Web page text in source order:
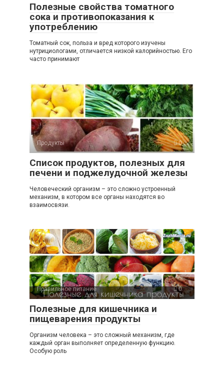
Полезные свойства томатного
сока и противопоказания к
употреблению
Томатный сок, польза и вред которого изучены
нутрициологами, отличается низкой калорийностью. Его
часто принимают
Продукты 0
Список продуктов, полезных для
печени и поджелудочной железы
Человеческий организм – это сложно устроенный
механизм, в котором все органы находятся во
взаимосвязи.
Правильное питание 0
Полезные для кишечника и
пищеварения продукты
Организм человека – это сложный механизм, где
каждый орган выполняет определенную функцию.
Особую роль